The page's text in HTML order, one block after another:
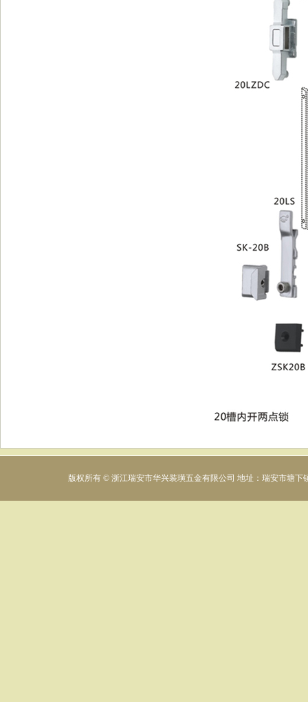
版权所有 © 浙江瑞安市华兴装璜五金有限公司 地址：瑞安市塘下